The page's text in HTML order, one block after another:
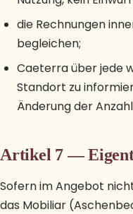
die Rechnungen
begleichen;
Caeterra über jede
Standort zu
Änderung der
Artikel 7 —
Sofern im Angebot
das Mobiliar